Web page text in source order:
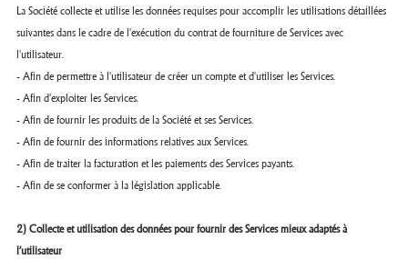
La Société collecte et utilise les données requises pour accomplir les utilisations détaillées
suivantes dans le cadre de l'exécution du contrat de fourniture de Services avec
l'utilisateur.
- Afin de permettre à l'utilisateur de créer un compte et d'utiliser les Services.
- Afin d’exploiter les Services.
- Afin de fournir les produits de la Société et ses Services.
- Afin de fournir des informations relatives aux Services.
- Afin de traiter la facturation et les paiements des Services payants.
- Afin de se conformer à la législation applicable.
2) Collecte et utilisation des données pour fournir des Services mieux adaptés à
l’utilisateur